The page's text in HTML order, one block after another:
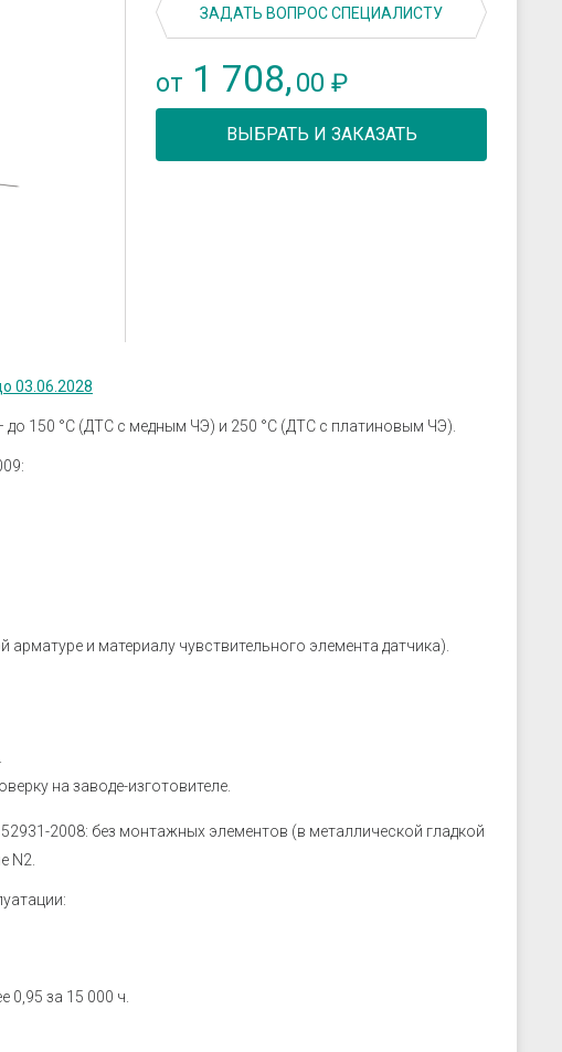
преобразователи
к датчикам уровня
к датчикам
ЗАДАТЬ ВОПРОС СПЕЦИАЛИСТУ
от 1 708, 00 ₽
ВЫБРАТЬ И ЗАКАЗАТЬ
03.06.2028
150 °С (ДТС с медным ЧЭ) и 250 °С (ДТС с платиновым ЧЭ).
и материалу чувствительного элемента датчика).
на заводе-изготовителе.
2008: без монтажных элементов (в металлической гладкой
N2.
0,95 за 15 000 ч.